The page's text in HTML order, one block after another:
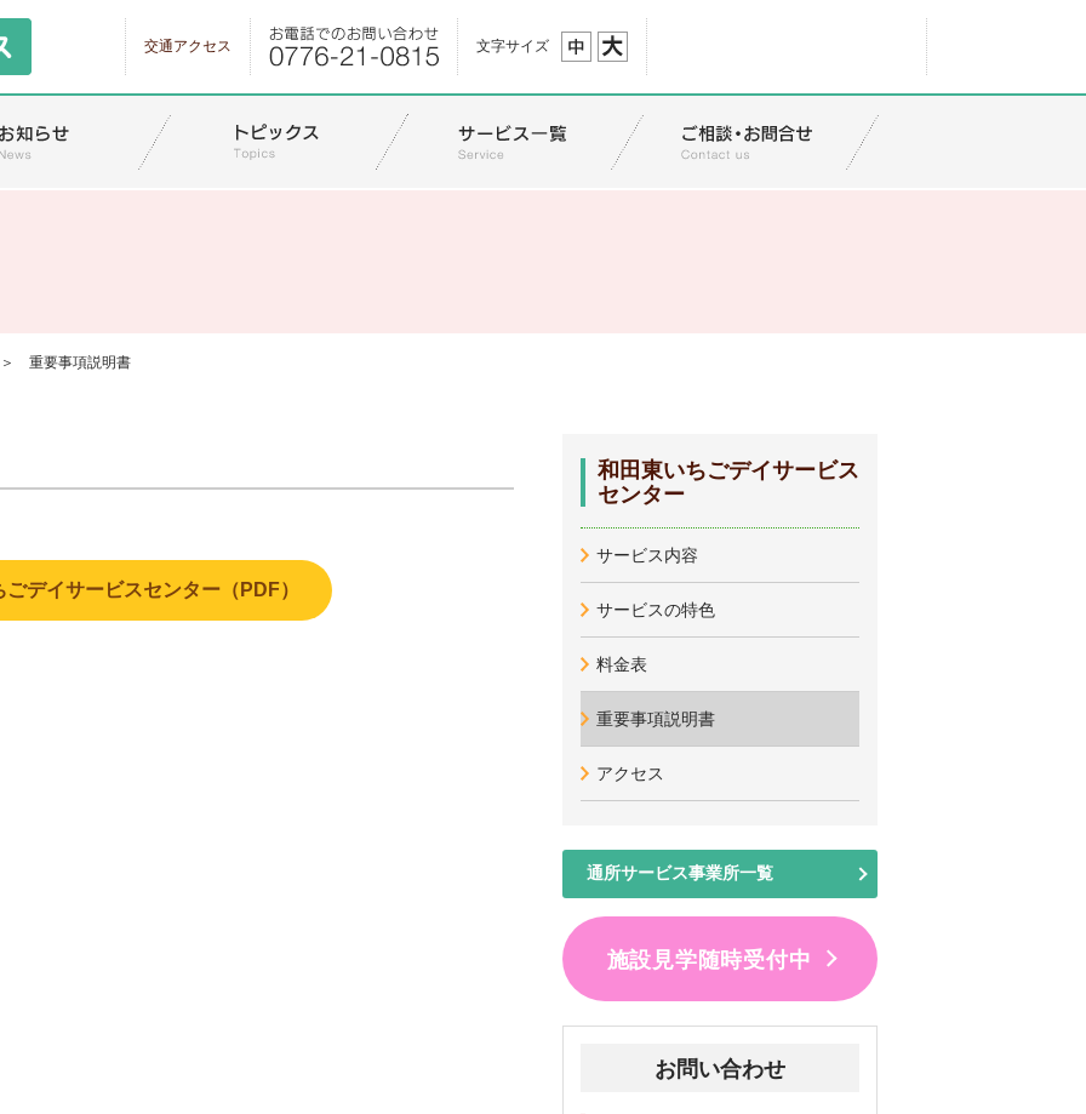
文字サイズ
交通アクセス
重要事項説明書
和田東いちごデイサービス
センター
サービス内容
サービスの特色
料金表
重要事項説明書
アクセス
通所サービス事業所一覧
施設見学随時受付中
お問い合わせ
デイサービスセンター（PDF）